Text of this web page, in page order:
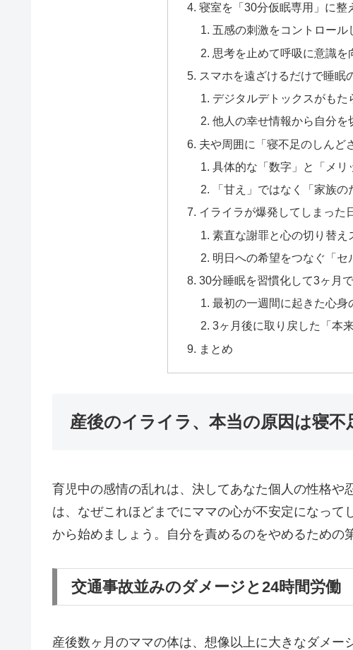
寝室を「30分仮眠専用」に整
五感の刺激をコントロール
思考を止めて呼吸に意識を
スマホを遠ざけるだけで睡眠
デジタルデトックスがもた
他人の幸せ情報から自分を
夫や周囲に「寝不足のしんど
具体的な「数字」と「メリ
「甘え」ではなく「家族の
イライラが爆発してしまった
素直な謝罪と心の切り替え
明日への希望をつなぐ「セ
30分睡眠を習慣化して3ヶ月
最初の一週間に起きた心身
3ヶ月後に取り戻した「本来
まとめ
産後のイライラ、本当の原因は寝不
育児中の感情の乱れは、決してあなた個人の性格や
は、なぜこれほどまでにママの心が不安定になって
から始めましょう。自分を責めるのをやめるための
交通事故並みのダメージと24時間労働
産後数ヶ月のママの体は、想像以上に大きなダメ